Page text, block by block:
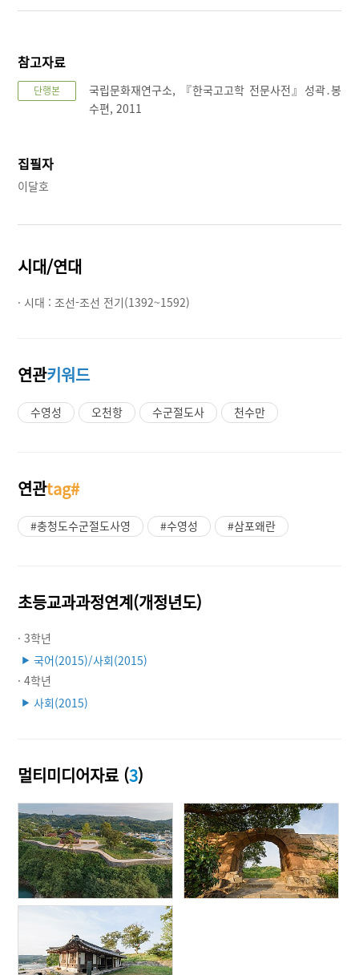
참고자료
단행본
국립문화재연구소, 『한국고고학 전문사전』성곽․봉
수편, 2011
집필자
이달호
시대/연대
· 시대 : 조선-조선 전기(1392~1592)
연관키워드
수영성 오천항 수군절도사 천수만
연관tag#
#충청도수군절도사영 #수영성 #삼포왜란
초등교과과정연계(개정년도)
· 3학년
▶ 국어(2015)/사회(2015)
· 4학년
▶ 사회(2015)
멀티미디어자료 (3)